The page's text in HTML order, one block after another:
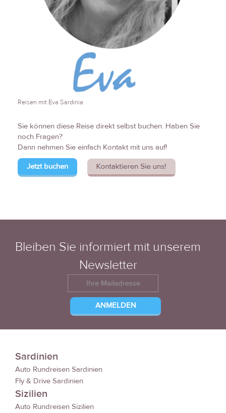
Reisen mit Eva Sardinia
Sie können diese Reise direkt selbst buchen. Haben Sie
noch Fragen?
Dann nehmen Sie einfach Kontakt mit uns auf!
Jetzt buchen
Bleiben Sie informiert mit unserem
Newsletter
Sardinien
Auto Rundreisen Sardinien
Fly & Drive Sardinien
Sizilien
Auto Rundreisen Sizilien